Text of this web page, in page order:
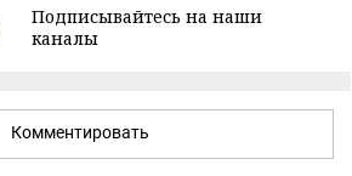
Подписывайтесь на наши
каналы
Комментировать